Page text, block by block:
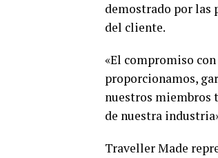
demostrado por las
del cliente.
«El compromiso
proporcionamos,
nuestros miembros
de nuestra
Traveller Made